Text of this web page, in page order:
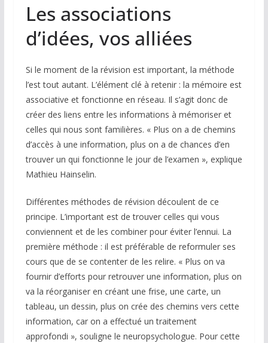
Les associations
d’idées, vos alliées
Si le moment de la révision est important, la méthode
l’est tout autant. L’élément clé à retenir : la mémoire est
associative et fonctionne en réseau. Il s’agit donc de
créer des liens entre les informations à mémoriser et
celles qui nous sont familières. « Plus on a de chemins
d’accès à une information, plus on a de chances d’en
trouver un qui fonctionne le jour de l’examen », explique
Mathieu Hainselin.
Différentes méthodes de révision découlent de ce
principe. L’important est de trouver celles qui vous
conviennent et de les combiner pour éviter l’ennui. La
première méthode : il est préférable de reformuler ses
cours que de se contenter de les relire. « Plus on va
fournir d’efforts pour retrouver une information, plus on
va la réorganiser en créant une frise, une carte, un
tableau, un dessin, plus on crée des chemins vers cette
information, car on a effectué un traitement
approfondi », souligne le neuropsychologue. Pour cette